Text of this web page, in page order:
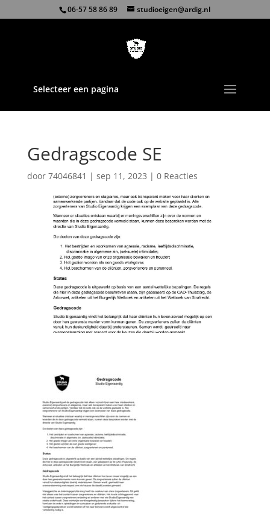
06-57 58 86 89 studioeigen@ardig.nl
Selecteer een pagina
Gedragscode SE
door 74046841 | sep 11, 2023 | 0 Reacties